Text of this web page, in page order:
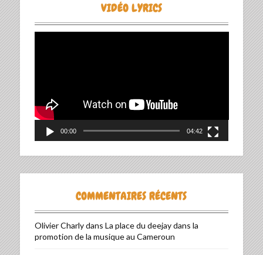
VIDÉO LYRICS
00:00 04:42
COMMENTAIRES RÉCENTS
Olivier Charlydans La place du deejay dans la
promotion de la musique au Cameroun